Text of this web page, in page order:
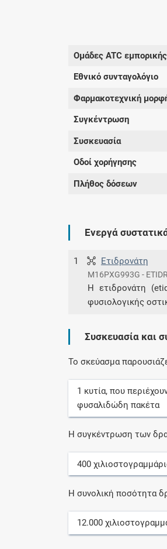
Ομάδες ATC εμπορικής
Εθνικό συνταγολόγιο
Φαρμακοτεχνική
Συγκέντρωση
Συσκευασία
Οδοί χορήγησης
Πλήθος δόσεων
Ενεργά
1 Ετιδρονάτη
M16PXG993G -
Η ετιδρονάτη
φυσιολογικής
Συσκευασία και
Το σκεύασμα
1 κυτία, που
φυσαλιδώδη πακέτα
Η συγκέντρωση των
400
Η συνολική ποσότητα
12.000